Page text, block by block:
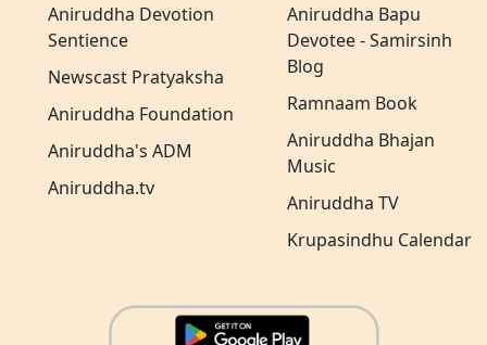
Aniruddha Devotion
Sentience
Newscast Pratyaksha
Aniruddha Foundation
Aniruddha's ADM
Aniruddha.tv
Aniruddha Bapu
Devotee - Samirsinh
Blog
Ramnaam Book
Aniruddha Bhajan
Music
Aniruddha TV
Krupasindhu Calendar